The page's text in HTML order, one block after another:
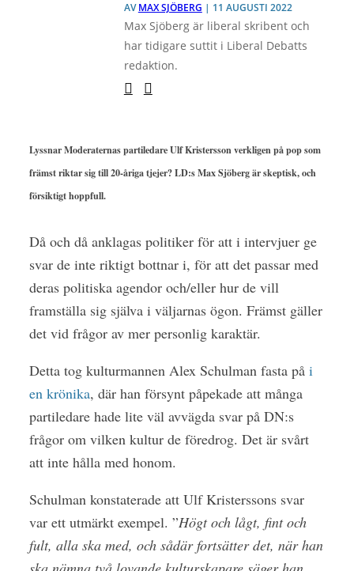
AVMAX SJÖBERG | 11 AUGUSTI 2022
Max Sjöberg är liberal skribent och
har tidigare suttit i Liberal Debatts
redaktion.
Lyssnar Moderaternas partiledare Ulf Kristersson verkligen på pop som
främst riktar sig till 20-åriga tjejer? LD:s Max Sjöberg är skeptisk, och
försiktigt hoppfull.
Då och då anklagas politiker för att i intervjuer ge
svar de inte riktigt bottnar i, för att det passar med
deras politiska agendor och/eller hur de vill
framställa sig själva i väljarnas ögon. Främst gäller
det vid frågor av mer personlig karaktär.
Detta tog kulturmannen Alex Schulman fasta på i
en krönika, där han försynt påpekade att många
partiledare hade lite väl avvägda svar på DN:s
frågor om vilken kultur de föredrog. Det är svårt
att inte hålla med honom.
Schulman konstaterade att Ulf Kristerssons svar
var ett utmärkt exempel. ”Högt och lågt, fint och
fult, alla ska med, och sådär fortsätter det, när han